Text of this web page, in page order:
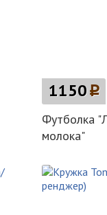
1150p
Футболка
молока"